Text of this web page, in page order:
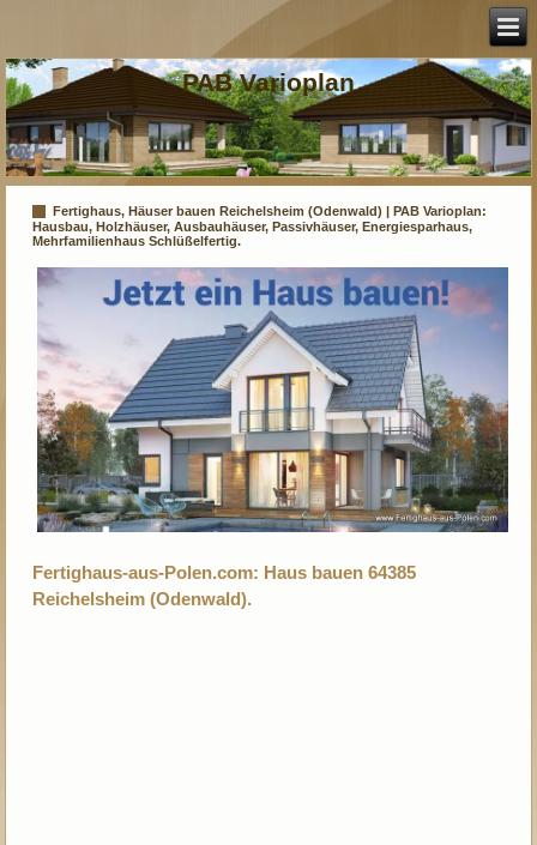
PAB Varioplan
Fertighaus, Häuser bauen Reichelsheim (Odenwald) | PAB Varioplan:
Hausbau, Holzhäuser, Ausbauhäuser, Passivhäuser, Energiesparhaus,
Mehrfamilienhaus Schlüßelfertig.
Fertighaus-aus-Polen.com: Haus bauen 64385
Reichelsheim (Odenwald).